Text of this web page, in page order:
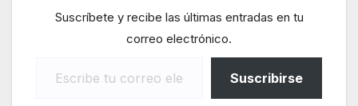
Suscríbete y recibe las últimas entradas en tu
correo electrónico.
Suscribirse